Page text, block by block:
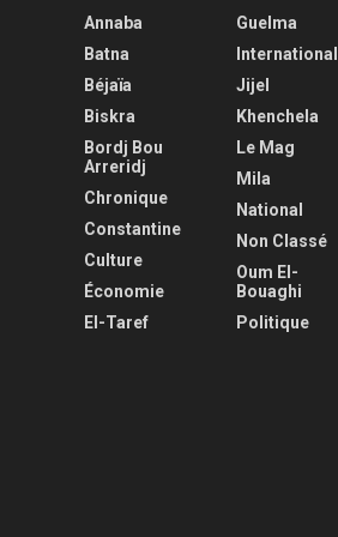
Annaba
Batna
Béjaïa
Biskra
Bordj Bou
Arreridj
Chronique
Constantine
Culture
Économie
El-Taref
Guelma
International
Jijel
Khenchela
Le Mag
Mila
National
Non Classé
Oum El-
Bouaghi
Politique